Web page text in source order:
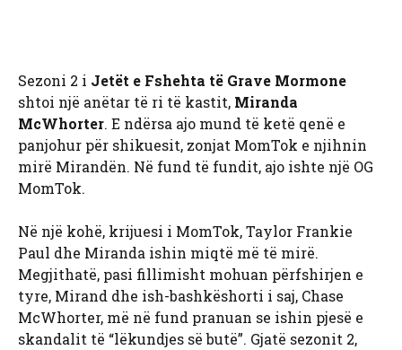
Sezoni 2 i Jetët e Fshehta të Grave Mormone
shtoi një anëtar të ri të kastit, Miranda
McWhorter. E ndërsa ajo mund të ketë qenë e
panjohur për shikuesit, zonjat MomTok e njihnin
mirë Mirandën. Në fund të fundit, ajo ishte një OG
MomTok.
Në një kohë, krijuesi i MomTok, Taylor Frankie
Paul dhe Miranda ishin miqtë më të mirë.
Megjithatë, pasi fillimisht mohuan përfshirjen e
tyre, Mirand dhe ish-bashkëshorti i saj, Chase
McWhorter, më në fund pranuan se ishin pjesë e
skandalit të “lëkundjes së butë”. Gjatë sezonit 2,